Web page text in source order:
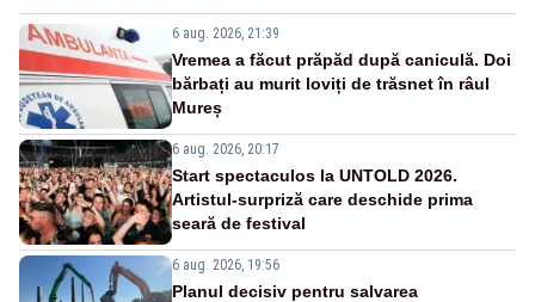
6 aug. 2026, 21:39
Vremea a făcut prăpăd după caniculă. Doi
bărbați au murit loviți de trăsnet în râul
Mureș
6 aug. 2026, 20:17
Start spectaculos la UNTOLD 2026.
Artistul-surpriză care deschide prima
seară de festival
6 aug. 2026, 19:56
Planul decisiv pentru salvarea